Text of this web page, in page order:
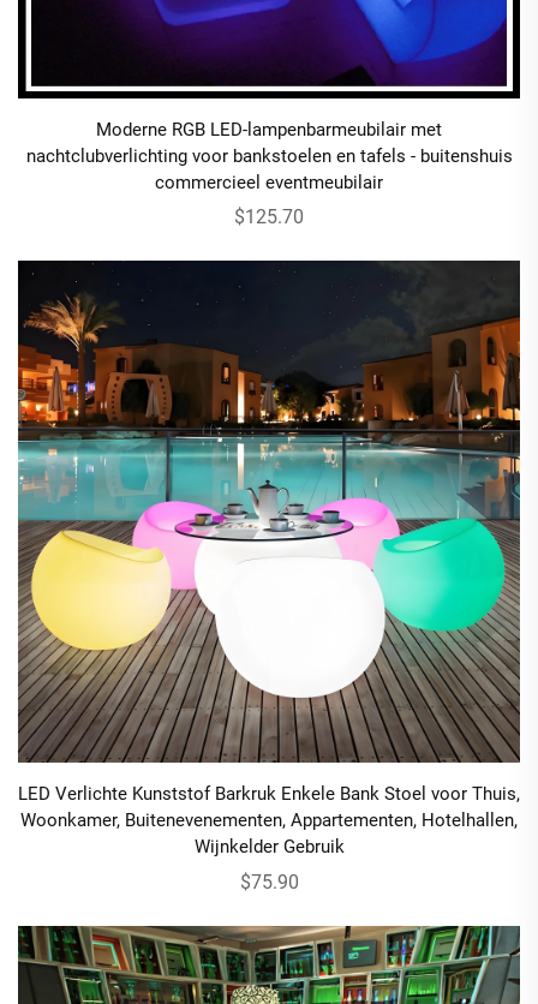
Moderne RGB LED-lampenbarmeubilair met
nachtclubverlichting voor bankstoelen en tafels - buitenshuis
commercieel eventmeubilair
$125.70
LED Verlichte Kunststof Barkruk Enkele Bank Stoel voor Thuis,
Woonkamer, Buitenevenementen, Appartementen, Hotelhallen,
Wijnkelder Gebruik
$75.90